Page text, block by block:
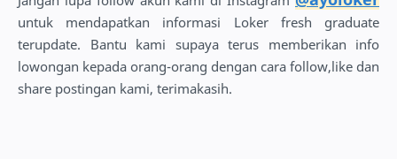
untuk mendapatkan informasi Loker fresh graduate
terupdate. Bantu kami supaya terus memberikan info
lowongan kepada orang-orang dengan cara follow,like dan
share postingan kami, terimakasih.